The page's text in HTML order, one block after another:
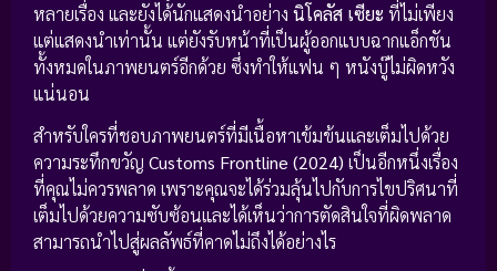
หลายเรื่อง และยังได้นักแสดงนำอย่าง นิโคลัส เซียะ ที่ไม่เพียง
แต่แสดงนำเท่านั้น แต่ยังรับหน้าที่เป็นผู้ออกแบบฉากแอ็กชัน
ทั้งหมดในภาพยนตร์อีกด้วย ซึ่งทำให้แฟน ๆ หนังบู๊ไม่ผิดหวัง
แน่นอน
สำหรับใครที่ชอบภาพยนตร์ที่มีเนื้อหาเข้มข้นและเต็มไปด้วย
ความระทึกขวัญ Customs Frontline (2024) เป็นอีกหนึ่งเรื่อง
ที่คุณไม่ควรพลาด เพราะคุณจะได้ร่วมลุ้นไปกับการไขปริศนาที่
เต็มไปด้วยความซับซ้อนและได้เห็นว่าการตัดสินใจที่ผิดพลาด
สามารถนำไปสู่ผลลัพธ์ที่คาดไม่ถึงได้อย่างไร